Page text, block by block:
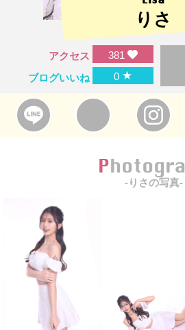
りさ
アクセス
381
ブログいいね
0 ★
-りさの写真-